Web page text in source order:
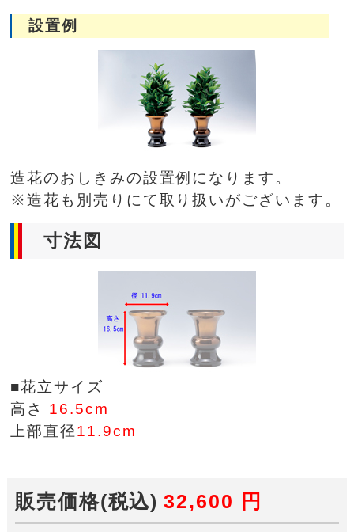
設置例
造花のおしきみの設置例になります。
※造花も別売りにて取り扱いがございます。
寸法図
■花立サイズ
高さ 16.5cm
上部直径11.9cm
販売価格(税込) 32,600 円